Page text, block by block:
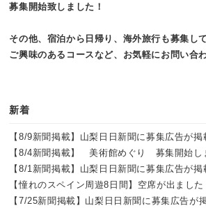
募集開始致しました！
その他、宿泊から日帰り、海外旅行も募集し
ご興味のあるコースなど、お気軽にお問い合
新着
【8/9新聞掲載】山梨日日新聞に募集広告が掲
【8/4新聞掲載】 美術館めぐり 募集開始し
【8/1新聞掲載】山梨日日新聞に募集広告が掲
【憧れのスペイン周遊8日間】空席が出ました
【7/25新聞掲載】山梨日日新聞に募集広告が